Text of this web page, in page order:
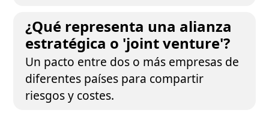
¿Qué representa una alianza
estratégica o 'joint venture'?
Un pacto entre dos o más empresas de
diferentes países para compartir
riesgos y costes.